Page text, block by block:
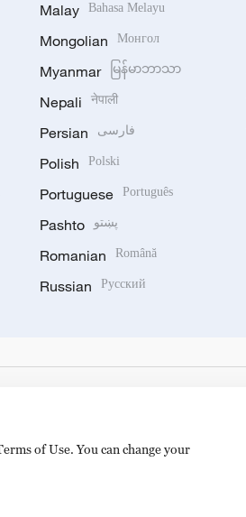
Malay Bahasa Melayu
Mongolian Монгол
Myanmar မြန်မာဘာသာ
Nepali नेपाली
Persian فارسی
Polish Polski
Portuguese Português
Pashto پښتو
Romanian Română
Russian Русский
of Use. You can change your